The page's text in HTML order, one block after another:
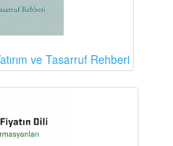
ve Tasarruf Rehberi